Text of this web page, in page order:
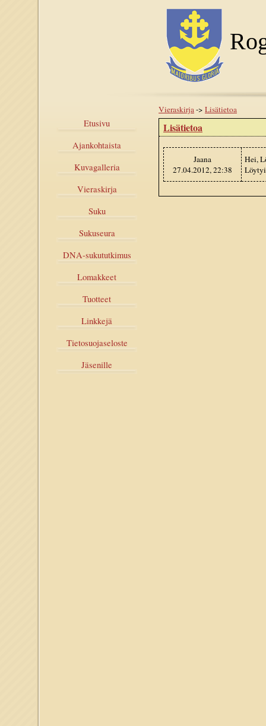
Etusivu
Ajankohtaista
Kuvagalleria
Vieraskirja
Suku
Sukuseura
DNA-sukututkimus
Lomakkeet
Tuotteet
Linkkejä
Tietosuojaseloste
Jäsenille
Vieraskirja-> Lisätietoa
Lisätietoa
Jaana
27.04.2012, 22:38
Hei,